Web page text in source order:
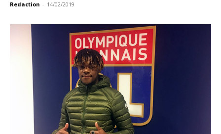
Redaction - 14/02/2019